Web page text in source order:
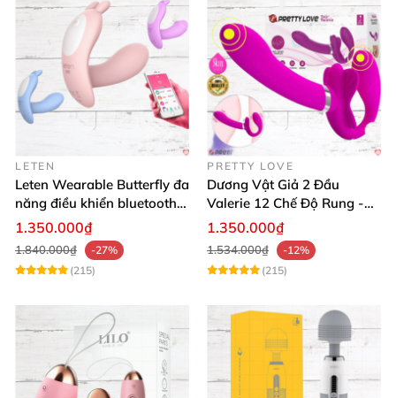
LETEN
Leten Wearable Butterfly đa
năng điều khiển bluetooth,
siêu thật, dễ dùng
1.350.000₫
1.840.000₫
-27%
(215)
PRETTY LOVE
Dương Vật Giả 2 Đầu
Valerie 12 Chế Độ Rung -
Tăng Khoái Cảm
1.350.000₫
1.534.000₫
-12%
(215)